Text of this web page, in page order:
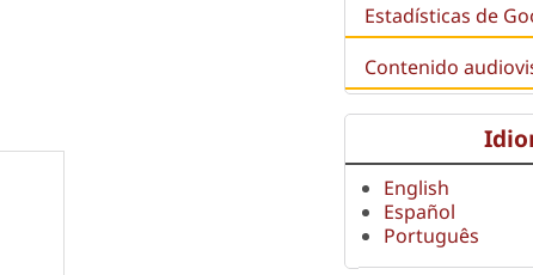
Estadísticas de
Contenido
English
Español
Português